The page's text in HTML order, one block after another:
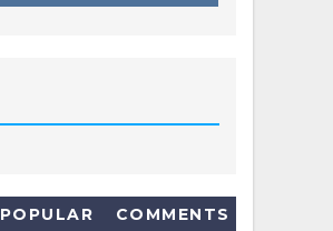
POPULAR COMMENTS